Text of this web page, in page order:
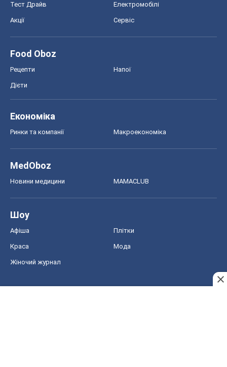
Тест Драйв Електромобілі
Акції Сервіс
Food Oboz
Рецепти Напої
Дієти
Економіка
Ринки та компанії Макроекономіка
MedOboz
Новини медицини MAMACLUB
Шоу
Афіша Плітки
Краса Мода
Жіночий журнал